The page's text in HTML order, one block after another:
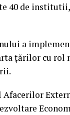
40 de
a
țărilor cu rol